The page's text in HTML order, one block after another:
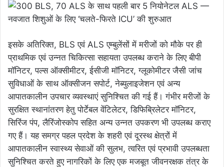
इसके अतिरिक्त, BLS एवं ALS एम्बुलेंसों में मरीजों को मौके पर ही
प्राथमिक एवं उन्नत चिकित्सा सहायता उपलब्ध कराने के लिए बीपी
मॉनिटर, पल्स ऑक्सीमीटर, ईसीजी मॉनिटर, ग्लूकोमीटर जैसी जांच
सुविधाओं के साथ ऑक्सीजन सपोर्ट, नेब्युलाइजेशन एवं अन्य
आपातकालीन उपचार व्यवस्थाएं सुनिश्चित की गई हैं। गंभीर मरीजों के
सुरक्षित स्थानांतरण हेतु पोर्टेबल वेंटिलेटर, डिफिब्रिलेटर मॉनिटर,
सिरिंज पंप, लैरिंजोस्कोप सहित अन्य उन्नत उपकरण भी उपलब्ध कराए
गए हैं। यह समग्र पहल प्रदेश के शहरी एवं दूरस्थ क्षेत्रों में
आपातकालीन स्वास्थ्य सेवाओं की सुलभ, त्वरित एवं प्रभावी उपलब्धता
सुनिश्चित करते हुए नागरिकों के लिए एक मजबूत जीवनरक्षक तंत्र के